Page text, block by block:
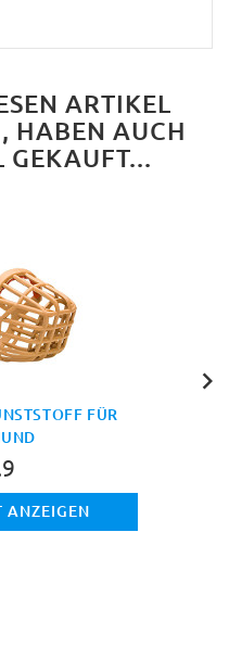
ARTIKEL
HABEN AUCH
GEKAUFT...
FÜR J
ANZEIGEN